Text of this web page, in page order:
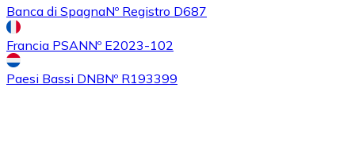
Banca di SpagnaNº Registro D687
Francia PSANNº E2023-102
Paesi Bassi DNBNº R193399